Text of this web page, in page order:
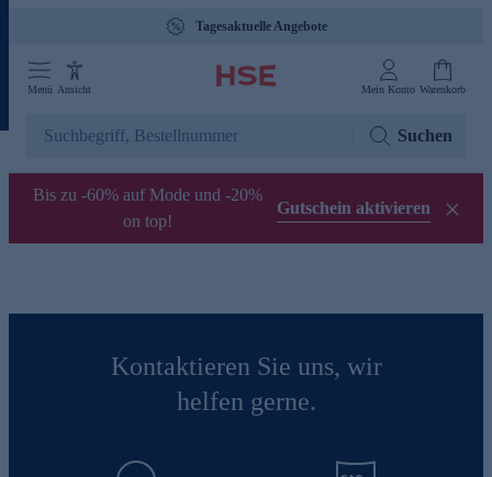
Tagesaktuelle Angebote
Menü Ansicht Mein Konto Warenkorb
Suchen
Bis zu -60% auf Mode und -20%
on top!
Gutschein aktivieren
Kontaktieren Sie uns, wir
helfen gerne.